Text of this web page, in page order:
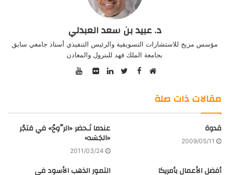
د. عبيد بن سعد العبدلي
مؤسس مزيج للاستشارات التسويقية والرئيس التنفيذي أستاذ جامعي سابق
بجامعة الملك فهد للبترول والمعادن
Facebook
مقالات ذات صلة
قدوة
2009/05/11
عندما تَـحضر «الرُّوحُ» في مَتجْر
«الجَسَد»
2011/03/24
أفضل الأعمال بأمريكا التمور الذهب الأسود في